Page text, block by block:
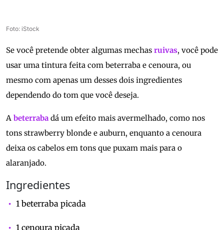
Foto: iStock
Se você pretende obter algumas mechas ruivas, você pode
usar uma tintura feita com beterraba e cenoura, ou
mesmo com apenas um desses dois ingredientes
dependendo do tom que você deseja.
A beterraba dá um efeito mais avermelhado, como nos
tons strawberry blonde e auburn, enquanto a cenoura
deixa os cabelos em tons que puxam mais para o
alaranjado.
Ingredientes
1 beterraba picada
1 cenoura picada